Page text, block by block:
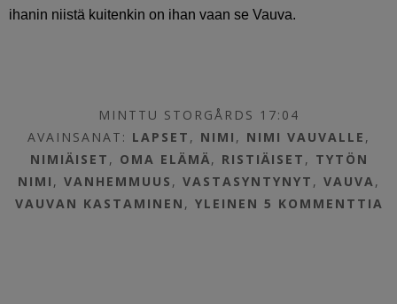
ihanin niistä kuitenkin on ihan vaan se Vauva.
MINTTU STORGÅRDS 17:04
AVAINSANAT: LAPSET , NIMI , NIMI VAUVALLE ,
NIMIÄISET , OMA ELÄMÄ, RISTIÄISET , TYTÖN
NIMI ,VANHEMMUUS ,VASTASYNTYNYT ,VAUVA,
VAUVAN KASTAMINEN , YLEINEN 5 KOMMENTTIA